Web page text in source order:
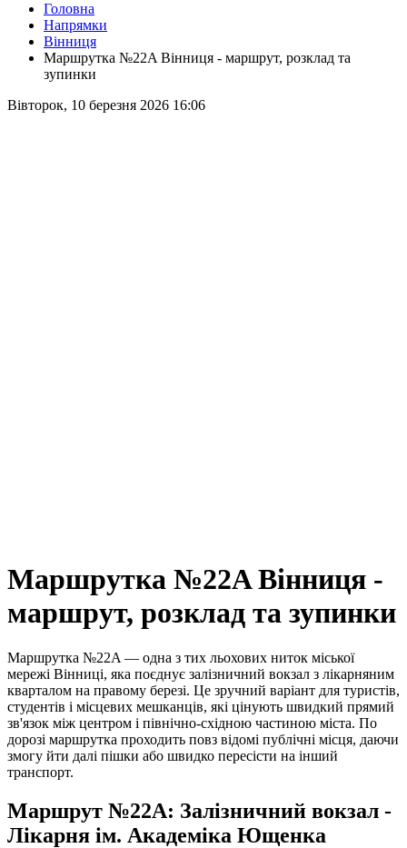
Головна
Напрямки
Вінниця
Маршрутка №22A Вінниця - маршрут, розклад та
зупинки
Вівторок, 10 березня 2026 16:06
Маршрутка №22A Вінниця -
маршрут, розклад та зупинки
Маршрутка №22A — одна з тих льохових ниток міської
мережі Вінниці, яка поєднує залізничний вокзал з лікарняним
кварталом на правому березі. Це зручний варіант для туристів,
студентів і місцевих мешканців, які цінують швидкий прямий
зв'язок між центром і північно-східною частиною міста. По
дорозі маршрутка проходить повз відомі публічні місця, даючи
змогу йти далі пішки або швидко пересісти на інший
транспорт.
Маршрут №22A: Залізничний вокзал -
Лікарня ім. Академіка Ющенка